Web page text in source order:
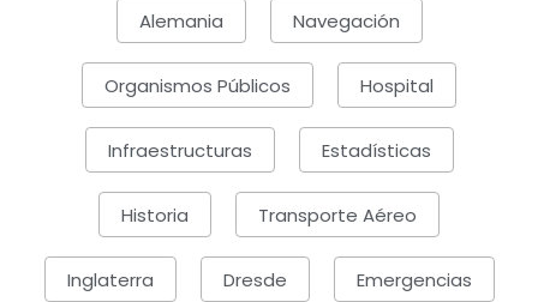
Alemania Navegación
Organismos Públicos Hospital
Infraestructuras Estadísticas
Historia Transporte Aéreo
Inglaterra Dresde Emergencias